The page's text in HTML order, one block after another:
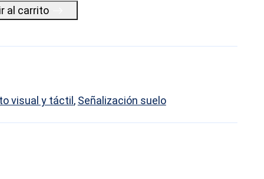
al carrito
visual y táctil , Señalización suelo